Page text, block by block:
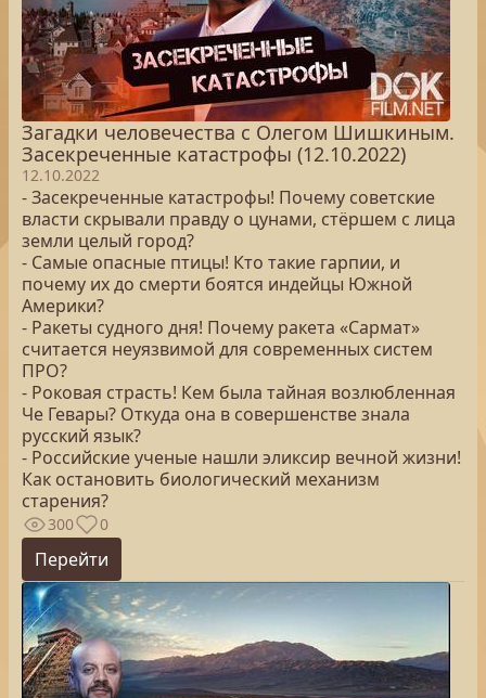
Загадки человечества с Олегом Шишкиным.
Засекреченные катастрофы (12.10.2022)
12.10.2022
- Засекреченные катастрофы! Почему советские
власти скрывали правду о цунами, стёршем с лица
земли целый город?
- Самые опасные птицы! Кто такие гарпии, и
почему их до смерти боятся индейцы Южной
Америки?
- Ракеты судного дня! Почему ракета «Сармат»
считается неуязвимой для современных систем
ПРО?
- Роковая страсть! Кем была тайная возлюбленная
Че Гевары? Откуда она в совершенстве знала
русский язык?
- Российские ученые нашли эликсир вечной жизни!
Как остановить биологический механизм
старения?
300 0
Перейти